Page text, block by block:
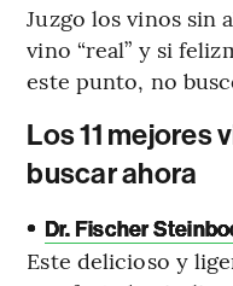
Juzgo los vinos sin
vino “real” y si
este punto, no
Los 11 mejores
buscar ahora
• Dr. Fischer
Este delicioso y